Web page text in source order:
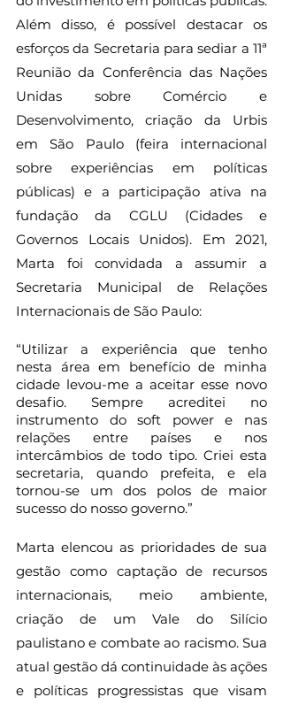
Além disso, é possível destacar os
esforços da Secretaria para sediar a 11ª
Reunião da Conferência das Nações
Unidas sobre Comércio e
Desenvolvimento, criação da Urbis
em São Paulo (feira internacional
sobre experiências em políticas
públicas) e a participação ativa na
fundação da CGLU (Cidades e
Governos Locais Unidos). Em 2021,
Marta foi convidada a assumir a
Secretaria Municipal de Relações
Internacionais de São Paulo:
“Utilizar a experiência que tenho
nesta área em benefício de minha
cidade levou-me a aceitar esse novo
desafio. Sempre acreditei no
instrumento do soft power e nas
relações entre países e nos
intercâmbios de todo tipo. Criei esta
secretaria, quando prefeita, e ela
tornou-se um dos polos de maior
sucesso do nosso governo.”
Marta elencou as prioridades de sua
gestão como captação de recursos
internacionais, meio ambiente,
criação de um Vale do Silício
paulistano e combate ao racismo. Sua
atual gestão dá continuidade às ações
e políticas progressistas que visam